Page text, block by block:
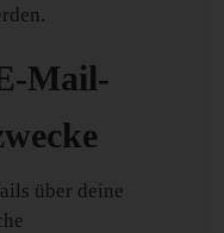
Mail-
über deine